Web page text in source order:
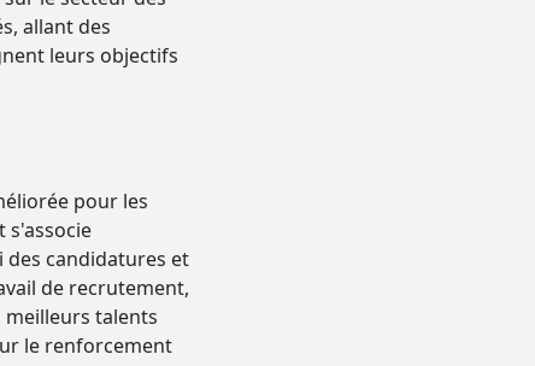
allant des
leurs objectifs
pour les
s'associe
candidatures et
de recrutement,
talents
le renforcement